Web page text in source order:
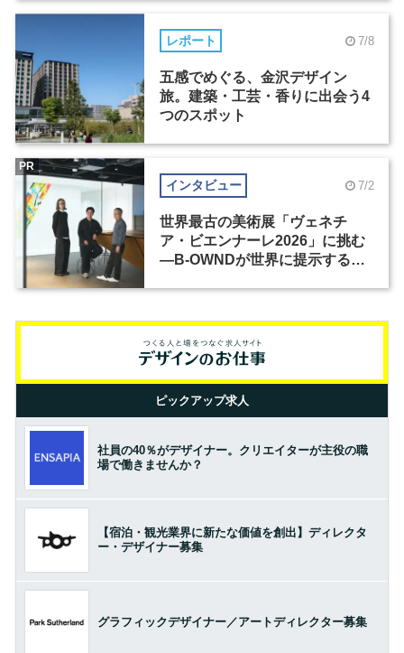
レポート 7/8
五感でめぐる、金沢デザイン
旅。建築・工芸・香りに出会う4
つのスポット
インタビュー 7/2
世界最古の美術展「ヴェネチ
ア・ビエンナーレ2026」に挑む
―B-OWNDが世界に提示する美
PR
ピックアップ求人
社員の40％がデザイナー。クリエイターが主役の職
場で働きませんか？
【宿泊・観光業界に新たな価値を創出】ディレクタ
ー・デザイナー募集
グラフィックデザイナー／アートディレクター募集